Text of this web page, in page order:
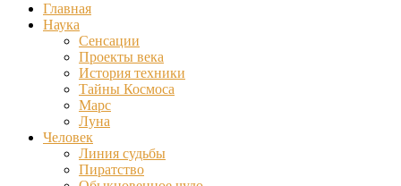
Главная
Наука
Сенсации
Проекты века
История техники
Тайны Космоса
Марс
Луна
Человек
Линия судьбы
Пиратство